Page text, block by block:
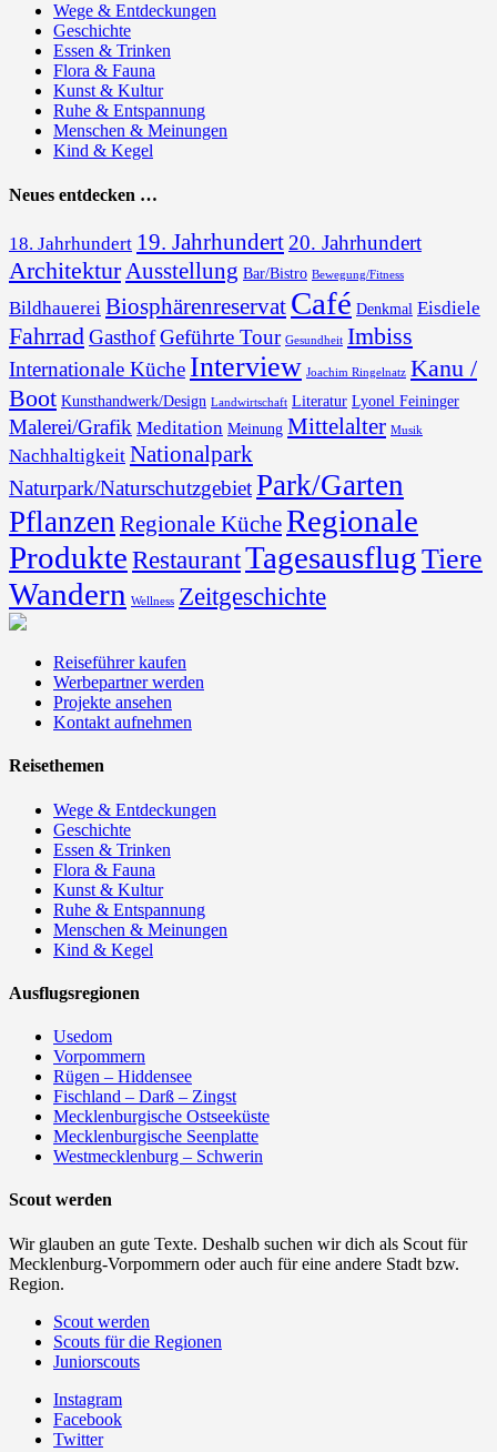
Wege & Entdeckungen
Geschichte
Essen & Trinken
Flora & Fauna
Kunst & Kultur
Ruhe & Entspannung
Menschen & Meinungen
Kind & Kegel
Neues entdecken …
18. Jahrhundert 19. Jahrhundert 20. Jahrhundert
ArchitekturAusstellung Bar/Bistro Bewegung/Fitness
Bildhauerei Biosphärenreservat Café Denkmal Eisdiele
Fahrrad GasthofGeführte Tour Gesundheit Imbiss
Internationale Küche Interview Joachim Ringelnatz Kanu /
Boot Kunsthandwerk/Design Landwirtschaft Literatur Lyonel Feininger
Malerei/Grafik Meditation Meinung Mittelalter Musik
Nachhaltigkeit Nationalpark
Naturpark/NaturschutzgebietPark/Garten
Pflanzen Regionale KücheRegionale
ProdukteRestaurantTagesausflugTiere
Wandern Wellness Zeitgeschichte
Reiseführer kaufen
Werbepartner werden
Projekte ansehen
Kontakt aufnehmen
Reisethemen
Wege & Entdeckungen
Geschichte
Essen & Trinken
Flora & Fauna
Kunst & Kultur
Ruhe & Entspannung
Menschen & Meinungen
Kind & Kegel
Ausflugsregionen
Usedom
Vorpommern
Rügen – Hiddensee
Fischland – Darß – Zingst
Mecklenburgische Ostseeküste
Mecklenburgische Seenplatte
Westmecklenburg – Schwerin
Scout werden
Wir glauben an gute Texte. Deshalb suchen wir dich als Scout für
Mecklenburg-Vorpommern oder auch für eine andere Stadt bzw.
Region.
Scout werden
Scouts für die Regionen
Juniorscouts
Instagram
Facebook
Twitter